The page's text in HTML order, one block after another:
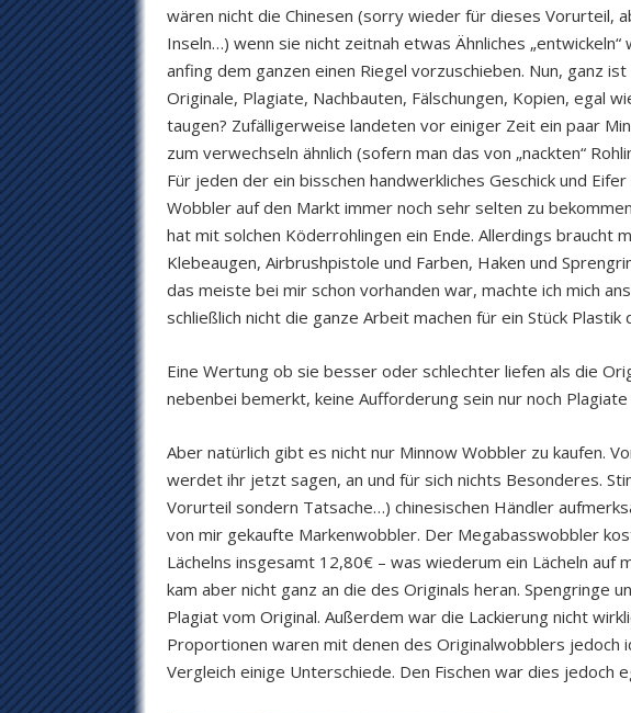
wären nicht die Chinesen (sorry wieder für dieses Vorurteil,
Inseln…) wenn sie nicht zeitnah etwas Ähnliches
anfing dem ganzen einen Riegel vorzuschieben. Nun, ganz
Originale, Plagiate, Nachbauten, Fälschungen, Kopien, egal
taugen? Zufälligerweise landeten vor einiger Zeit ein paar
zum verwechseln ähnlich (sofern man das von „nackten“
Für jeden der ein bisschen handwerkliches Geschick und
Wobbler auf den Markt immer noch sehr selten zu
hat mit solchen Köderrohlingen ein Ende. Allerdings braucht
Klebeaugen, Airbrushpistole und Farben, Haken und
das meiste bei mir schon vorhanden war, machte ich mich
schließlich nicht die ganze Arbeit machen für ein Stück
Eine Wertung ob sie besser oder schlechter liefen als die
nebenbei bemerkt, keine Aufforderung sein nur noch
Aber natürlich gibt es nicht nur Minnow Wobbler zu kaufen.
werdet ihr jetzt sagen, an und für sich nichts Besonderes.
Vorurteil sondern Tatsache…) chinesischen Händler
von mir gekaufte Markenwobbler. Der Megabasswobbler
Lächelns insgesamt 12,80€ – was wiederum ein Lächeln
kam aber nicht ganz an die des Originals heran. Spengringe
Plagiat vom Original. Außerdem war die Lackierung nicht
Proportionen waren mit denen des Originalwobblers jedoch
Vergleich einige Unterschiede. Den Fischen war dies jedoch